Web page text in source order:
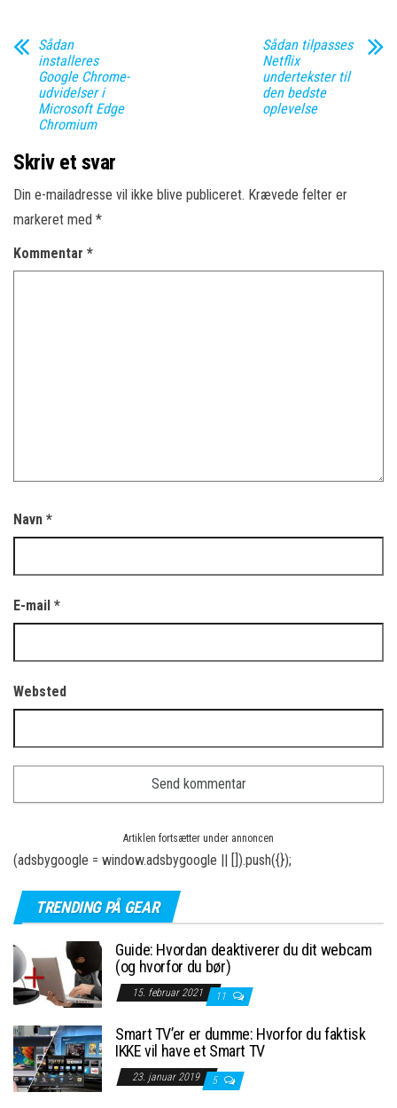
Sådan
installeres
Google Chrome-
udvidelser i
Microsoft Edge
Chromium
Sådan tilpasses
Netflix
undertekster til
den bedste
oplevelse
Skriv et svar
Din e-mailadresse vil ikke blive publiceret. Krævede felter er
markeret med *
Kommentar *
Navn *
E-mail *
Websted
Artiklen fortsætter under annoncen
(adsbygoogle = window.adsbygoogle || []).push({});
TRENDING PÅ GEAR
Guide: Hvordan deaktiverer du dit webcam
(og hvorfor du bør)
15. februar 2021 11
Smart TV’er er dumme: Hvorfor du faktisk
IKKE vil have et Smart TV
23. januar 2019 5